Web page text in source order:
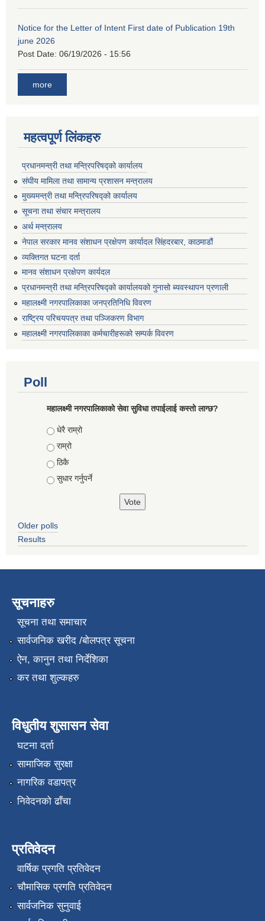
Notice for the Letter of Intent First date of Publication 19th
june 2026
Post Date: 06/19/2026 - 15:56
more
महत्वपूर्ण लिंकहरु
प्रधानमन्त्री तथा मन्त्रिपरिषद्को कार्यालय
संघीय मामिला तथा सामान्य प्रशासन मन्त्रालय
मुख्यमन्त्री तथा मन्त्रिपरिषद्को कार्यालय
सूचना तथा संचार मन्त्रालय
अर्थ मन्त्रालय
नेपाल सरकार मानव संशाधन प्रक्षेपण कार्यादल सिंहदरबार, काठमाडौं
व्यक्तिगत घटना दर्ता
मानव संशाधन प्रक्षेपण कार्यदल
प्रधानमन्त्री तथा मन्त्रिपरिषद्को कार्यालयको गुनासो ब्यवस्थापन प्रणाली
महालक्ष्मी नगरपालिकाका जनप्रतिनिधि विवरण
राष्ट्रिय परिचयपत्र तथा पञ्जिकरण विभाग
महालक्ष्मी नगरपालिकाका कर्मचारीहरूको सम्पर्क विवरण
Poll
महालक्ष्मी नगरपालिकाको सेवा सुविधा तपाईलाई कस्तो लाग्छ?
Choices
धेरै राम्रो
राम्रो
ठिकै
सुधार गर्नुपर्ने
Older polls
Results
सूचनाहरु
सूचना तथा समाचार
सार्वजनिक खरीद /बोलपत्र सूचना
ऐन, कानुन तथा निर्देशिका
कर तथा शुल्कहरु
विधुतीय शुसासन सेवा
घटना दर्ता
सामाजिक सुरक्षा
नागरिक वडापत्र
निवेदनको ढाँचा
प्रतिवेदन
वार्षिक प्रगति प्रतिवेदन
चौमासिक प्रगति प्रतिवेदन
सार्वजनिक सुनुवाई